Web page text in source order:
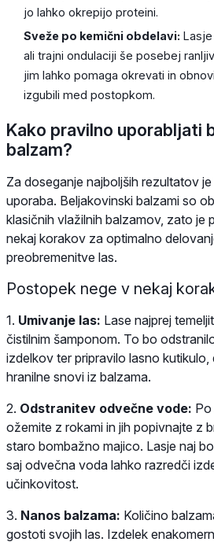
jo lahko okrepijo proteini.
Sveže po kemični obdelavi:
ali trajni ondulaciji še posebej
jim lahko pomaga okrevati in
izgubili med postopkom.
Kako pravilno uporabljati
balzam?
Za doseganje najboljših rezultatov
uporaba. Beljakovinski balzami so
klasičnih vlažilnih balzamov, zato je
nekaj korakov za optimalno
preobremenitve las.
Postopek nege v nekaj
1. Umivanje las: Lase najprej
čistilnim šamponom. To bo
izdelkov ter pripravilo lasno kutikulo,
hranilne snovi iz balzama.
2. Odstranitev odvečne vode:
ožemite z rokami in jih popivnajte z
staro bombažno majico. Lasje naj
saj odvečna voda lahko razredči
učinkovitost.
3. Nanos balzama: Količino
gostoti svojih las. Izdelek